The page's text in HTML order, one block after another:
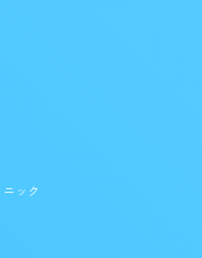
ック